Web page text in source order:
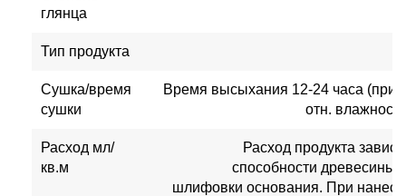
глянца
Тип продукта
Сушка/время
сушки
Время высыхания 12-24 часа (при
отн.
Расход мл/
кв.м
Расход продукта
способности древесины,
шлифовки основания. При